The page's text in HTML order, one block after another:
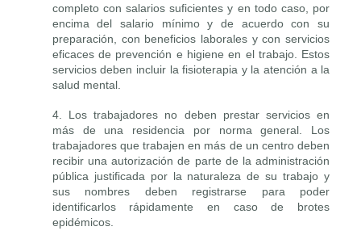
completo con salarios suficientes y en todo caso, por
encima del salario mínimo y de acuerdo con su
preparación, con beneficios laborales y con servicios
eficaces de prevención e higiene en el trabajo. Estos
servicios deben incluir la fisioterapia y la atención a la
salud mental.
4. Los trabajadores no deben prestar servicios en
más de una residencia por norma general. Los
trabajadores que trabajen en más de un centro deben
recibir una autorización de parte de la administración
pública justificada por la naturaleza de su trabajo y
sus nombres deben registrarse para poder
identificarlos rápidamente en caso de brotes
epidémicos.